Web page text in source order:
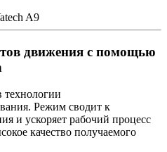
движения с помощью
Режим сводит к
и ускоряет рабочий процесс
качество получаемого